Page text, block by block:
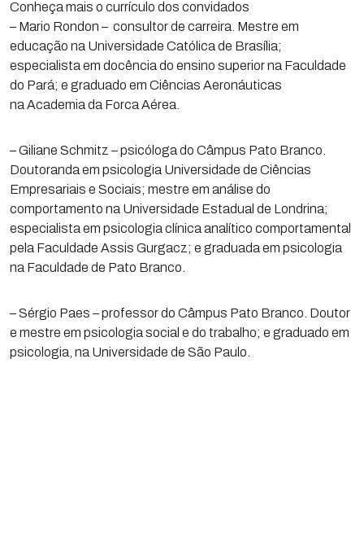
Conheça mais o currículo dos convidados
– Mario Rondon – consultor de carreira. Mestre em
educação na Universidade Católica de Brasília;
especialista em docência do ensino superior na Faculdade
do Pará; e graduado em Ciências Aeronáuticas
na Academia da Forca Aérea.
– Giliane Schmitz – psicóloga do Câmpus Pato Branco.
Doutoranda em psicologia Universidade de Ciências
Empresariais e Sociais; mestre em análise do
comportamento na Universidade Estadual de Londrina;
especialista em psicologia clínica analítico comportamental
pela Faculdade Assis Gurgacz; e graduada em psicologia
na Faculdade de Pato Branco.
– Sérgio Paes – professor do Câmpus Pato Branco. Doutor
e mestre em psicologia social e do trabalho; e graduado em
psicologia, na Universidade de São Paulo.